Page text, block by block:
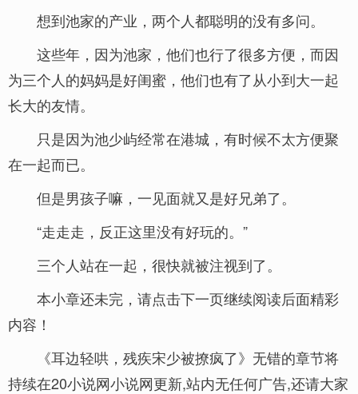
想到池家的产业，两个人都聪明的没有多问。
这些年，因为池家，他们也行了很多方便，而因
为三个人的妈妈是好闺蜜，他们也有了从小到大一起
长大的友情。
只是因为池少屿经常在港城，有时候不太方便聚
在一起而已。
但是男孩子嘛，一见面就又是好兄弟了。
“走走走，反正这里没有好玩的。”
三个人站在一起，很快就被注视到了。
本小章还未完，请点击下一页继续阅读后面精彩
内容！
《耳边轻哄，残疾宋少被撩疯了》无错的章节将
持续在20小说网小说网更新,站内无任何广告,还请大家